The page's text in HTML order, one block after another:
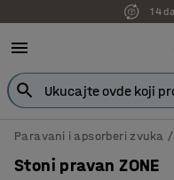
Paravani i apsorberi zvuka
Stoni pravan ZONE